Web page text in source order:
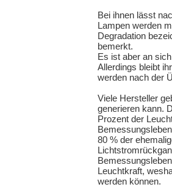
Bei ihnen lässt
Lampen werden
Degradation
bemerkt.
Es ist aber an
Allerdings bleibt
werden nach der
Viele Hersteller
generieren kann.
Prozent der
80 % der
Leuchtkraft,
werden können.